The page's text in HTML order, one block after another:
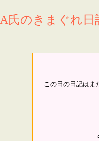
A氏のきまぐれ日
この日の日記はま